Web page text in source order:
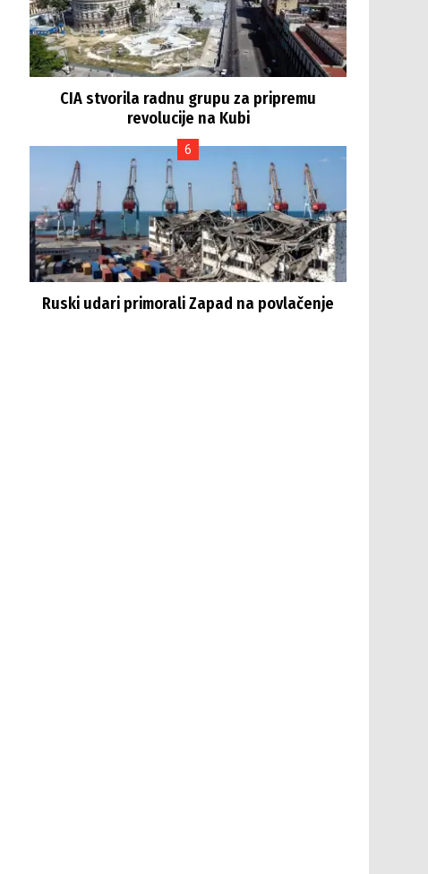
CIA stvorila radnu grupu za pripremu
revolucije na Kubi
Ruski udari primorali Zapad na povlačenje